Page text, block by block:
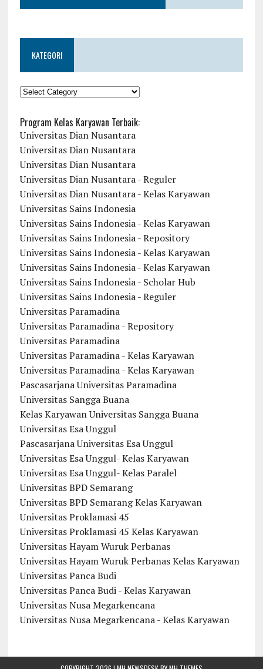
KATEGORI
KATEGORI
Program Kelas Karyawan Terbaik:
Universitas Dian Nusantara
Universitas Dian Nusantara
Universitas Dian Nusantara
Universitas Dian Nusantara - Reguler
Universitas Dian Nusantara - Kelas Karyawan
Universitas Sains Indonesia
Universitas Sains Indonesia - Kelas Karyawan
Universitas Sains Indonesia - Repository
Universitas Sains Indonesia - Kelas Karyawan
Universitas Sains Indonesia - Kelas Karyawan
Universitas Sains Indonesia - Scholar Hub
Universitas Sains Indonesia - Reguler
Universitas Paramadina
Universitas Paramadina - Repository
Universitas Paramadina
Universitas Paramadina - Kelas Karyawan
Universitas Paramadina - Kelas Karyawan
Pascasarjana Universitas Paramadina
Universitas Sangga Buana
Kelas Karyawan Universitas Sangga Buana
Universitas Esa Unggul
Pascasarjana Universitas Esa Unggul
Universitas Esa Unggul- Kelas Karyawan
Universitas Esa Unggul- Kelas Paralel
Universitas BPD Semarang
Universitas BPD Semarang Kelas Karyawan
Universitas Proklamasi 45
Universitas Proklamasi 45 Kelas Karyawan
Universitas Hayam Wuruk Perbanas
Universitas Hayam Wuruk Perbanas Kelas Karyawan
Universitas Panca Budi
Universitas Panca Budi - Kelas Karyawan
Universitas Nusa Megarkencana
Universitas Nusa Megarkencana - Kelas Karyawan